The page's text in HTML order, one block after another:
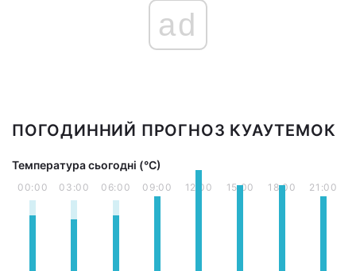
ad
ПОГОДИННИЙ ПРОГНОЗ КУАУТЕМОК
Температура сьогодні (°С)
00:00 03:00 06:00 09:00 12:00 15:00 18:00 21:00